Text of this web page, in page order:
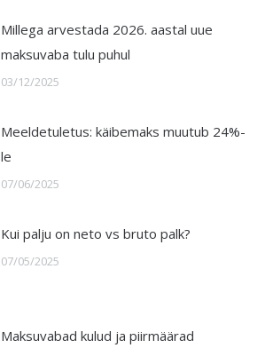
Millega arvestada 2026. aastal uue
maksuvaba tulu puhul
03/12/2025
Meeldetuletus: käibemaks muutub 24%-
le
07/06/2025
Kui palju on neto vs bruto palk?
07/05/2025
Maksuvabad kulud ja piirmäärad